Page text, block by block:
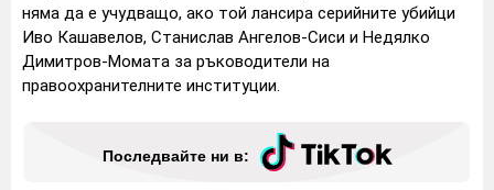
няма да е учудващо, ако той лансира серийните убийци
Иво Кашавелов, Станислав Ангелов-Сиси и Недялко
Димитров-Момата за ръководители на
правоохранителните институции.
Последвайте ни в: